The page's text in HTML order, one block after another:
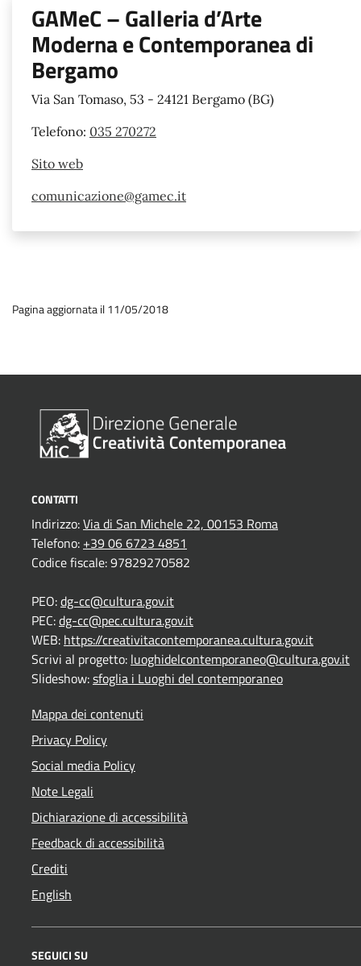
GAMeC – Galleria d’Arte
Moderna e Contemporanea di
Bergamo
Via San Tomaso, 53 - 24121 Bergamo (BG)
Telefono: 035 270272
Sito web
comunicazione@gamec.it
Pagina aggiornata il 11/05/2018
CONTATTI
Indirizzo:Via di San Michele 22, 00153 Roma
Telefono: +39 06 6723 4851
Codice fiscale: 97829270582
PEO:dg-cc@cultura.gov.it
PEC:dg-cc@pec.cultura.gov.it
WEB: https://creativitacontemporanea.cultura.gov.it
Scrivi al progetto: luoghidelcontemporaneo@cultura.gov.it
Slideshow:sfoglia i Luoghi del contemporaneo
Mappa dei contenuti
Privacy Policy
Social media Policy
Note Legali
Dichiarazione di accessibilità
Feedback di accessibilità
Crediti
English
SEGUICI SU